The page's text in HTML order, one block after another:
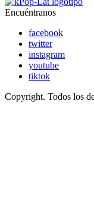
Encuéntranos
facebook
twitter
instagram
youtube
tiktok
Copyright. Todos los